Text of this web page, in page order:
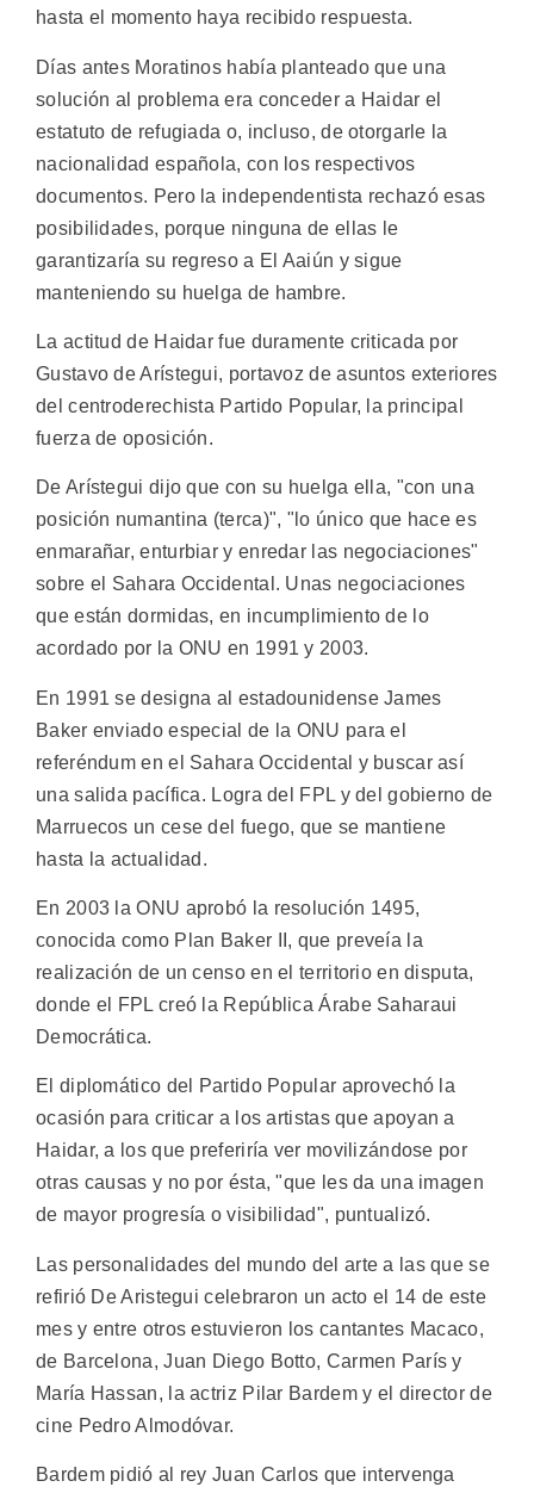
hasta el momento haya recibido respuesta.
Días antes Moratinos había planteado que una
solución al problema era conceder a Haidar el
estatuto de refugiada o, incluso, de otorgarle la
nacionalidad española, con los respectivos
documentos. Pero la independentista rechazó esas
posibilidades, porque ninguna de ellas le
garantizaría su regreso a El Aaiún y sigue
manteniendo su huelga de hambre.
La actitud de Haidar fue duramente criticada por
Gustavo de Arístegui, portavoz de asuntos exteriores
del centroderechista Partido Popular, la principal
fuerza de oposición.
De Arístegui dijo que con su huelga ella, "con una
posición numantina (terca)", "lo único que hace es
enmarañar, enturbiar y enredar las negociaciones"
sobre el Sahara Occidental. Unas negociaciones
que están dormidas, en incumplimiento de lo
acordado por la ONU en 1991 y 2003.
En 1991 se designa al estadounidense James
Baker enviado especial de la ONU para el
referéndum en el Sahara Occidental y buscar así
una salida pacífica. Logra del FPL y del gobierno de
Marruecos un cese del fuego, que se mantiene
hasta la actualidad.
En 2003 la ONU aprobó la resolución 1495,
conocida como Plan Baker II, que preveía la
realización de un censo en el territorio en disputa,
donde el FPL creó la República Árabe Saharaui
Democrática.
El diplomático del Partido Popular aprovechó la
ocasión para criticar a los artistas que apoyan a
Haidar, a los que preferiría ver movilizándose por
otras causas y no por ésta, "que les da una imagen
de mayor progresía o visibilidad", puntualizó.
Las personalidades del mundo del arte a las que se
refirió De Aristegui celebraron un acto el 14 de este
mes y entre otros estuvieron los cantantes Macaco,
de Barcelona, Juan Diego Botto, Carmen París y
María Hassan, la actriz Pilar Bardem y el director de
cine Pedro Almodóvar.
Bardem pidió al rey Juan Carlos que intervenga